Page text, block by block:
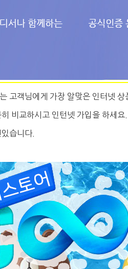
고객님에게 가장 알맞은 인터넷 상
히 비교하시고 인턴넷 가입을 하세
습니다.